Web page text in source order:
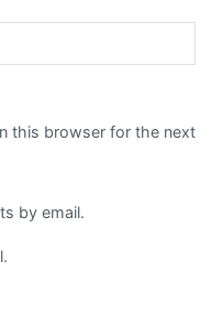
this browser for the next
by email.